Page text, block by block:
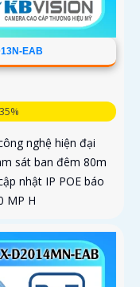
EAB
nghệ hiện đại
sát ban đêm 80m
nhật IP POE báo
MP H